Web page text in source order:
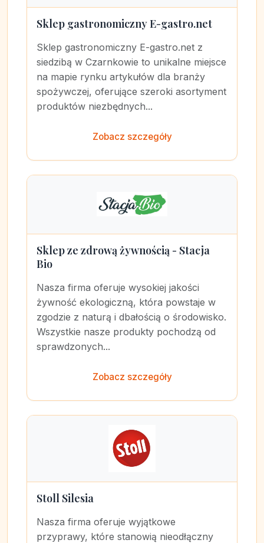
Sklep gastronomiczny E-gastro.net
Sklep gastronomiczny E-gastro.net z
siedzibą w Czarnkowie to unikalne miejsce
na mapie rynku artykułów dla branży
spożywczej, oferujące szeroki asortyment
produktów niezbędnych...
Zobacz szczegóły
Sklep ze zdrową żywnością - Stacja
Bio
Nasza firma oferuje wysokiej jakości
żywność ekologiczną, która powstaje w
zgodzie z naturą i dbałością o środowisko.
Wszystkie nasze produkty pochodzą od
sprawdzonych...
Zobacz szczegóły
Stoll Silesia
Nasza firma oferuje wyjątkowe
przyprawy, które stanowią nieodłączny